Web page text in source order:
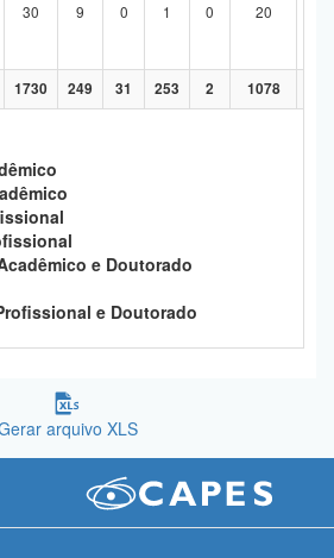
30 9 0 1 0 20
1730 249 31 253 2 1078
e Doutorado
e Doutorado
arquivo XLS